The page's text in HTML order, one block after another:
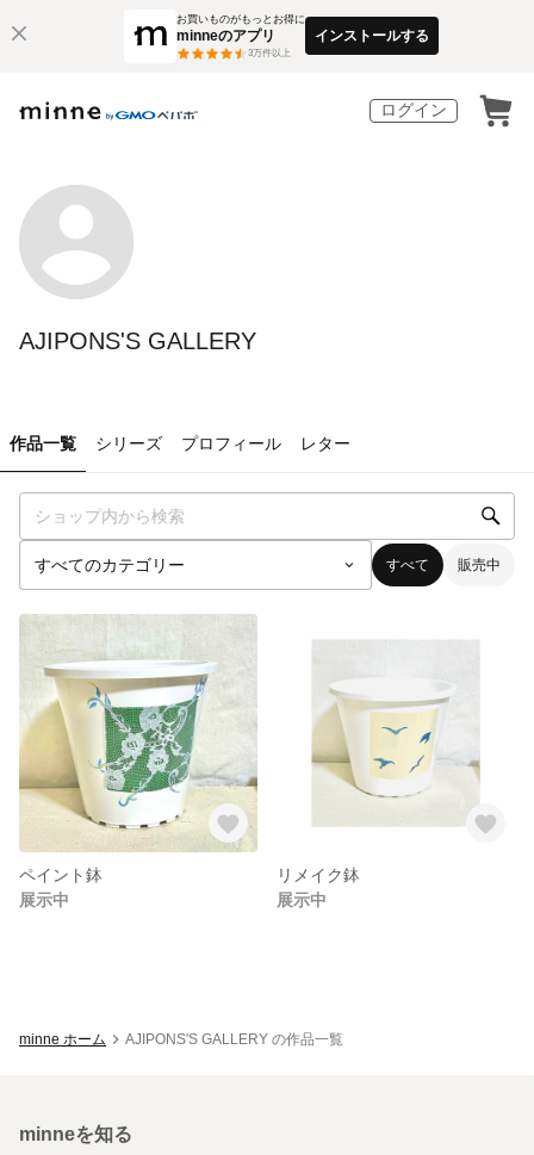
お買いものがもっとお得に
minneのアプリ
3万件以上
インストールする
ログイン
AJIPONS'S GALLERY
作品一覧 シリーズ プロフィール レター
すべて 販売中
ペイント鉢
展示中
リメイク鉢
展示中
minne ホーム AJIPONS'S GALLERY の作品一覧
minneを知る